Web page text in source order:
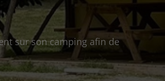
sur son camping afin de